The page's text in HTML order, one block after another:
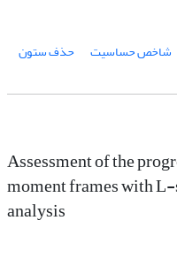
شاخص حساسیت حذف ستون
Assessment of the
moment frames with
analysis